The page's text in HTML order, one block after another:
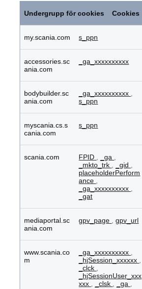
Undergrupp för cookies Cookies
my.scania.com s_ppn
accessories.sc
ania.com
_ga_xxxxxxxxxx
bodybuilder.sc
ania.com
_ga_xxxxxxxxxx
s_ppn
myscania.cs.s
cania.com
s_ppn
scania.com FPID _ga
_mkto_trk
_gid
placeholderPerform
ance
_ga_xxxxxxxxxx
_gat
mediaportal.sc
ania.com
gpv_page ,gpv_url
www.scania.co
m
_ga_xxxxxxxxxx
_hjSession_xxxxxx
_clck
_hjSessionUser_xxx
xxx
_clsk _ga